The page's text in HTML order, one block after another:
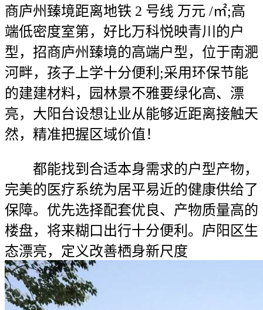
商庐州臻境距离地铁 2 号线 万元 /㎡;高
端低密度室第，好比万科悦映青川的户
型，招商庐州臻境的高端户型，位于南淝
河畔，孩子上学十分便利;采用环保节能
的建建材料，园林景不雅要绿化高、漂
亮，大阳台设想让业从能够近距离接触天
然，精准把握区域价值！
都能找到合适本身需求的户型产物，
完美的医疗系统为居平易近的健康供给了
保障。优先选择配套优良、产物质量高的
楼盘，将来糊口出行十分便利。庐阳区生
态漂亮，定义改善栖身新尺度